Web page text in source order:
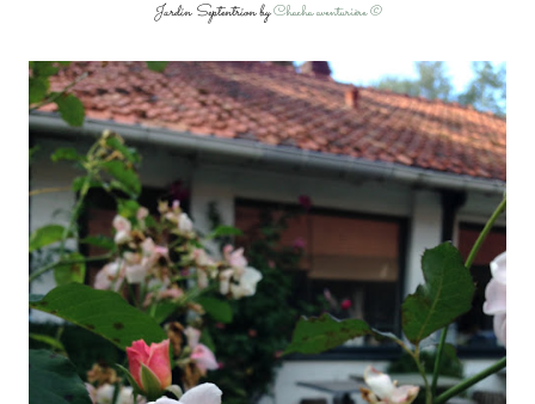
Jardin Septentrion byChacha aventurière ©